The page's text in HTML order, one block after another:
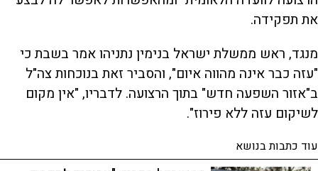
את תפקידה.
מנגד, ראש ממשלת ישראל בנימין נתניהו אמר בשבת כי
"עזה כבר אינה מהווה איום", והסביר זאת בנוכחות צה"ל
ב"אזור השפעה חדש" בתוך הרצועה. לדבריו, "אין מקום
לשיקום עזה ללא פירוז".
עוד כתבות בנושא